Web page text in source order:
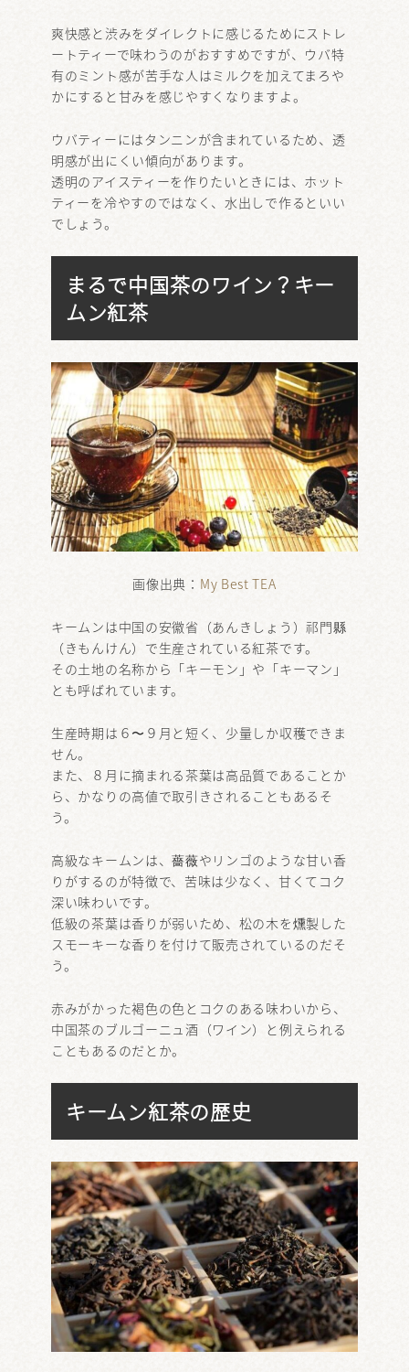
爽快感と渋みをダイレクトに感じるためにストレ
ートティーで味わうのがおすすめですが、ウバ特
有のミント感が苦手な人はミルクを加えてまろや
かにすると甘みを感じやすくなりますよ。
ウバティーにはタンニンが含まれているため、透
明感が出にくい傾向があります。
透明のアイスティーを作りたいときには、ホット
ティーを冷やすのではなく、水出しで作るといい
でしょう。
まるで中国茶のワイン？キー
ムン紅茶
画像出典： My Best TEA
キームンは中国の安徽省（あんきしょう）祁門縣
（きもんけん）で生産されている紅茶です。
その土地の名称から「キーモン」や「キーマン」
とも呼ばれています。
生産時期は６〜９月と短く、少量しか収穫できま
せん。
また、８月に摘まれる茶葉は高品質であることか
ら、かなりの高値で取引きされることもあるそ
う。
高級なキームンは、薔薇やリンゴのような甘い香
りがするのが特徴で、苦味は少なく、甘くてコク
深い味わいです。
低級の茶葉は香りが弱いため、松の木を燻製した
スモーキーな香りを付けて販売されているのだそ
う。
赤みがかった褐色の色とコクのある味わいから、
中国茶のブルゴーニュ酒（ワイン）と例えられる
こともあるのだとか。
キームン紅茶の歴史